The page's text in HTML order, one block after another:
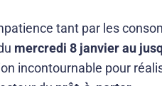
tant par les
mercredi 8 janvier au
incontournable pour